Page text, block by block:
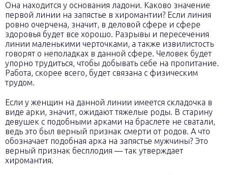
Она находится у основания ладони. Каково значение
первой линии на запястье в хиромантии? Если линия
ровно очерчена, значит, в деловой сфере и сфере
здоровья будет все хорошо. Разрывы и пересечения
линии маленькими черточками, а также извилистость
говорят о неполадках в данной сфере. Человек будет
упорно трудиться, чтобы добывать себе на пропитание.
Работа, скорее всего, будет связана с физическим
трудом.
Если у женщин на данной линии имеется складочка в
виде арки, значит, ожидают тяжелые роды. В старину
девушек с подобными арками на браслете не сватали,
ведь это был верный признак смерти от родов. А что
обозначает подобная арка на запястье мужчины? Это
верный признак бесплодия — так утверждает
хиромантия.